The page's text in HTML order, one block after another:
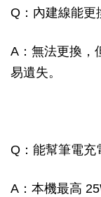
Q：內建線能更
A：無法更換，
易遺失。
Q：能幫筆電充
A：本機最高